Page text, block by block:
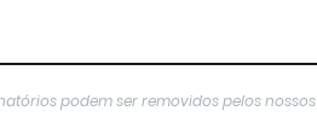
podem ser removidos pelos nossos